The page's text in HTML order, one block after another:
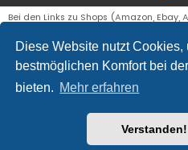
Diese Website nutzt Cookies,
bestmöglichen Komfort bei
bieten. Mehr erfahren
Verstanden!
Bei den Links zu Shops (Amazon, Ebay,
Stern (*) markiert sind, kann es
den Kauf eines Produktes über
Umsatzbeteiligung gutgeschrieben.
Einnahmen helfen die